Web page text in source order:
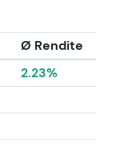
Ø Rendite
2.23%